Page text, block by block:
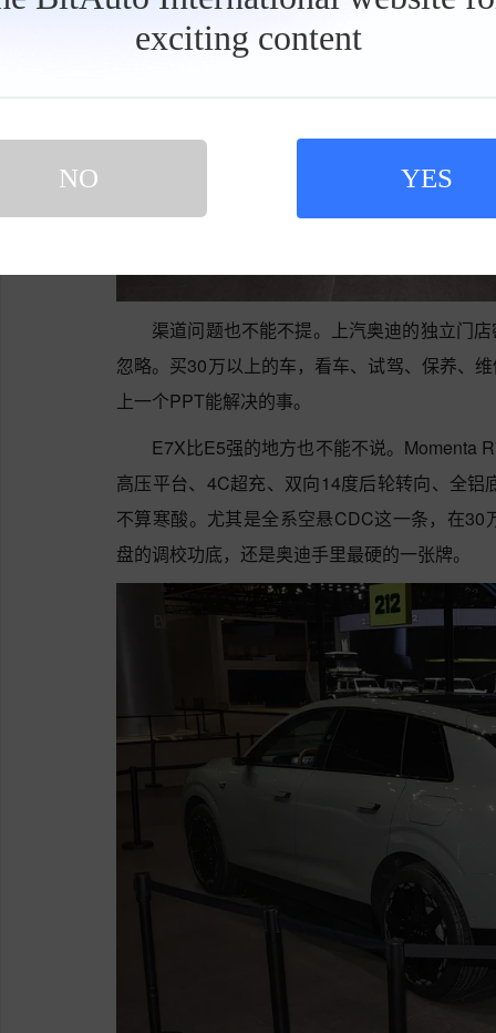
exciting content
NO YES
渠道问题也不能不提。上汽奥迪的独立门
忽略。买30万以上的车，看车、试驾、保养、
上一个PPT能解决的事。
E7X比E5强的地方也不能不说。Momenta
高压平台、4C超充、双向14度后轮转向、全
不算寒酸。尤其是全系空悬CDC这一条，在
盘的调校功底，还是奥迪手里最硬的一张牌。